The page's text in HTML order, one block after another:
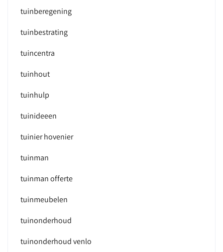
tuinberegening
tuinbestrating
tuincentra
tuinhout
tuinhulp
tuinideeen
tuinier hovenier
tuinman
tuinman offerte
tuinmeubelen
tuinonderhoud
tuinonderhoud venlo